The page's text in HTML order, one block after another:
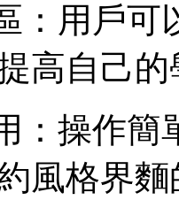
：用戶可
高自己
：操作
風格界